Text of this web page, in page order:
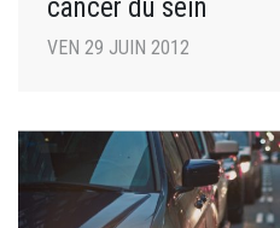
cancer du sein
VEN 29 JUIN 2012